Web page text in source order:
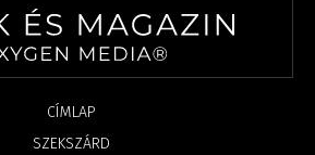
CÍMLAP
SZEKSZÁRD